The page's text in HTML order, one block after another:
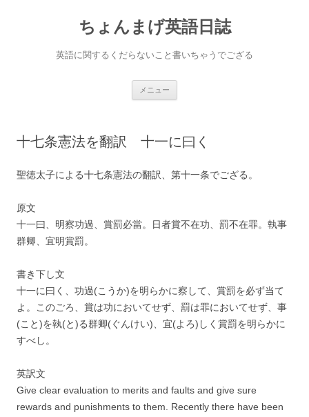
ちょんまげ英語日誌
英語に関するくだらないこと書いちゃうでござる
メニュー
ス
プ
十七条憲法を翻訳 十一に曰く
聖徳太子による十七条憲法の翻訳、第十一条でござる。
原文
十一曰、明察功過、賞罰必當。日者賞不在功、罰不在罪。執事
群卿、宜明賞罰。
書き下し文
十一に曰く、功過(こうか)を明らかに察して、賞罰を必ず当て
よ。このごろ、賞は功においてせず、罰は罪においてせず、事
(こと)を執(と)る群卿(ぐんけい)、宜(よろ)しく賞罰を明らかに
すべし。
英訳文
Give clear evaluation to merits and faults and give sure
rewards and punishments to them. Recently there have been